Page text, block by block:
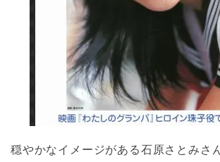
穏やかなイメージがある石原さとみさ